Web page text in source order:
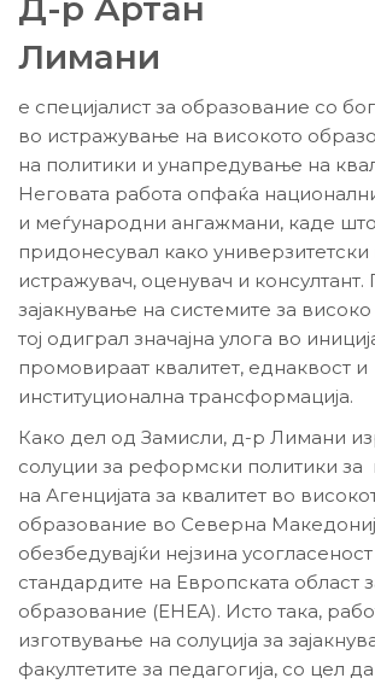
Д-р Артан
Лимани
е специјалист за образование со
во истражување на високото
на политики и унапредување на
Неговата работа опфаќа
и меѓународни ангажмани, каде што
придонесувал како
истражувач, оценувач и
зајакнување на системите за
тој одиграл значајна улога во
промовираат квалитет, еднаквост и
институционална трансформација.
Како дел од Замисли, д-р Лимани
солуции за реформски политики за
на Агенцијата за квалитет во
образование во Северна
обезбедувајќи нејзина
стандардите на Европската област
образование (EHEA). Исто така,
изготвување на солуција за
факултетите за педагогија, со цел